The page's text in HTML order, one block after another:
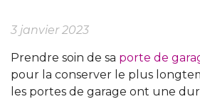
3 janvier 2023
Prendre soin de sa porte de
pour la conserver le plus
les portes de garage ont une